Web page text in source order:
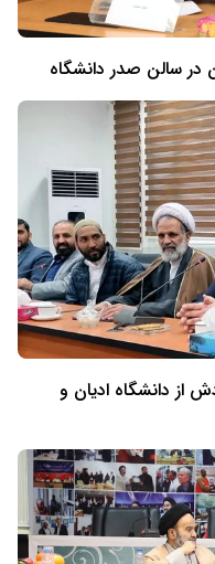
در سالن صدر دانشگاه
از دانشگاه ادیان و